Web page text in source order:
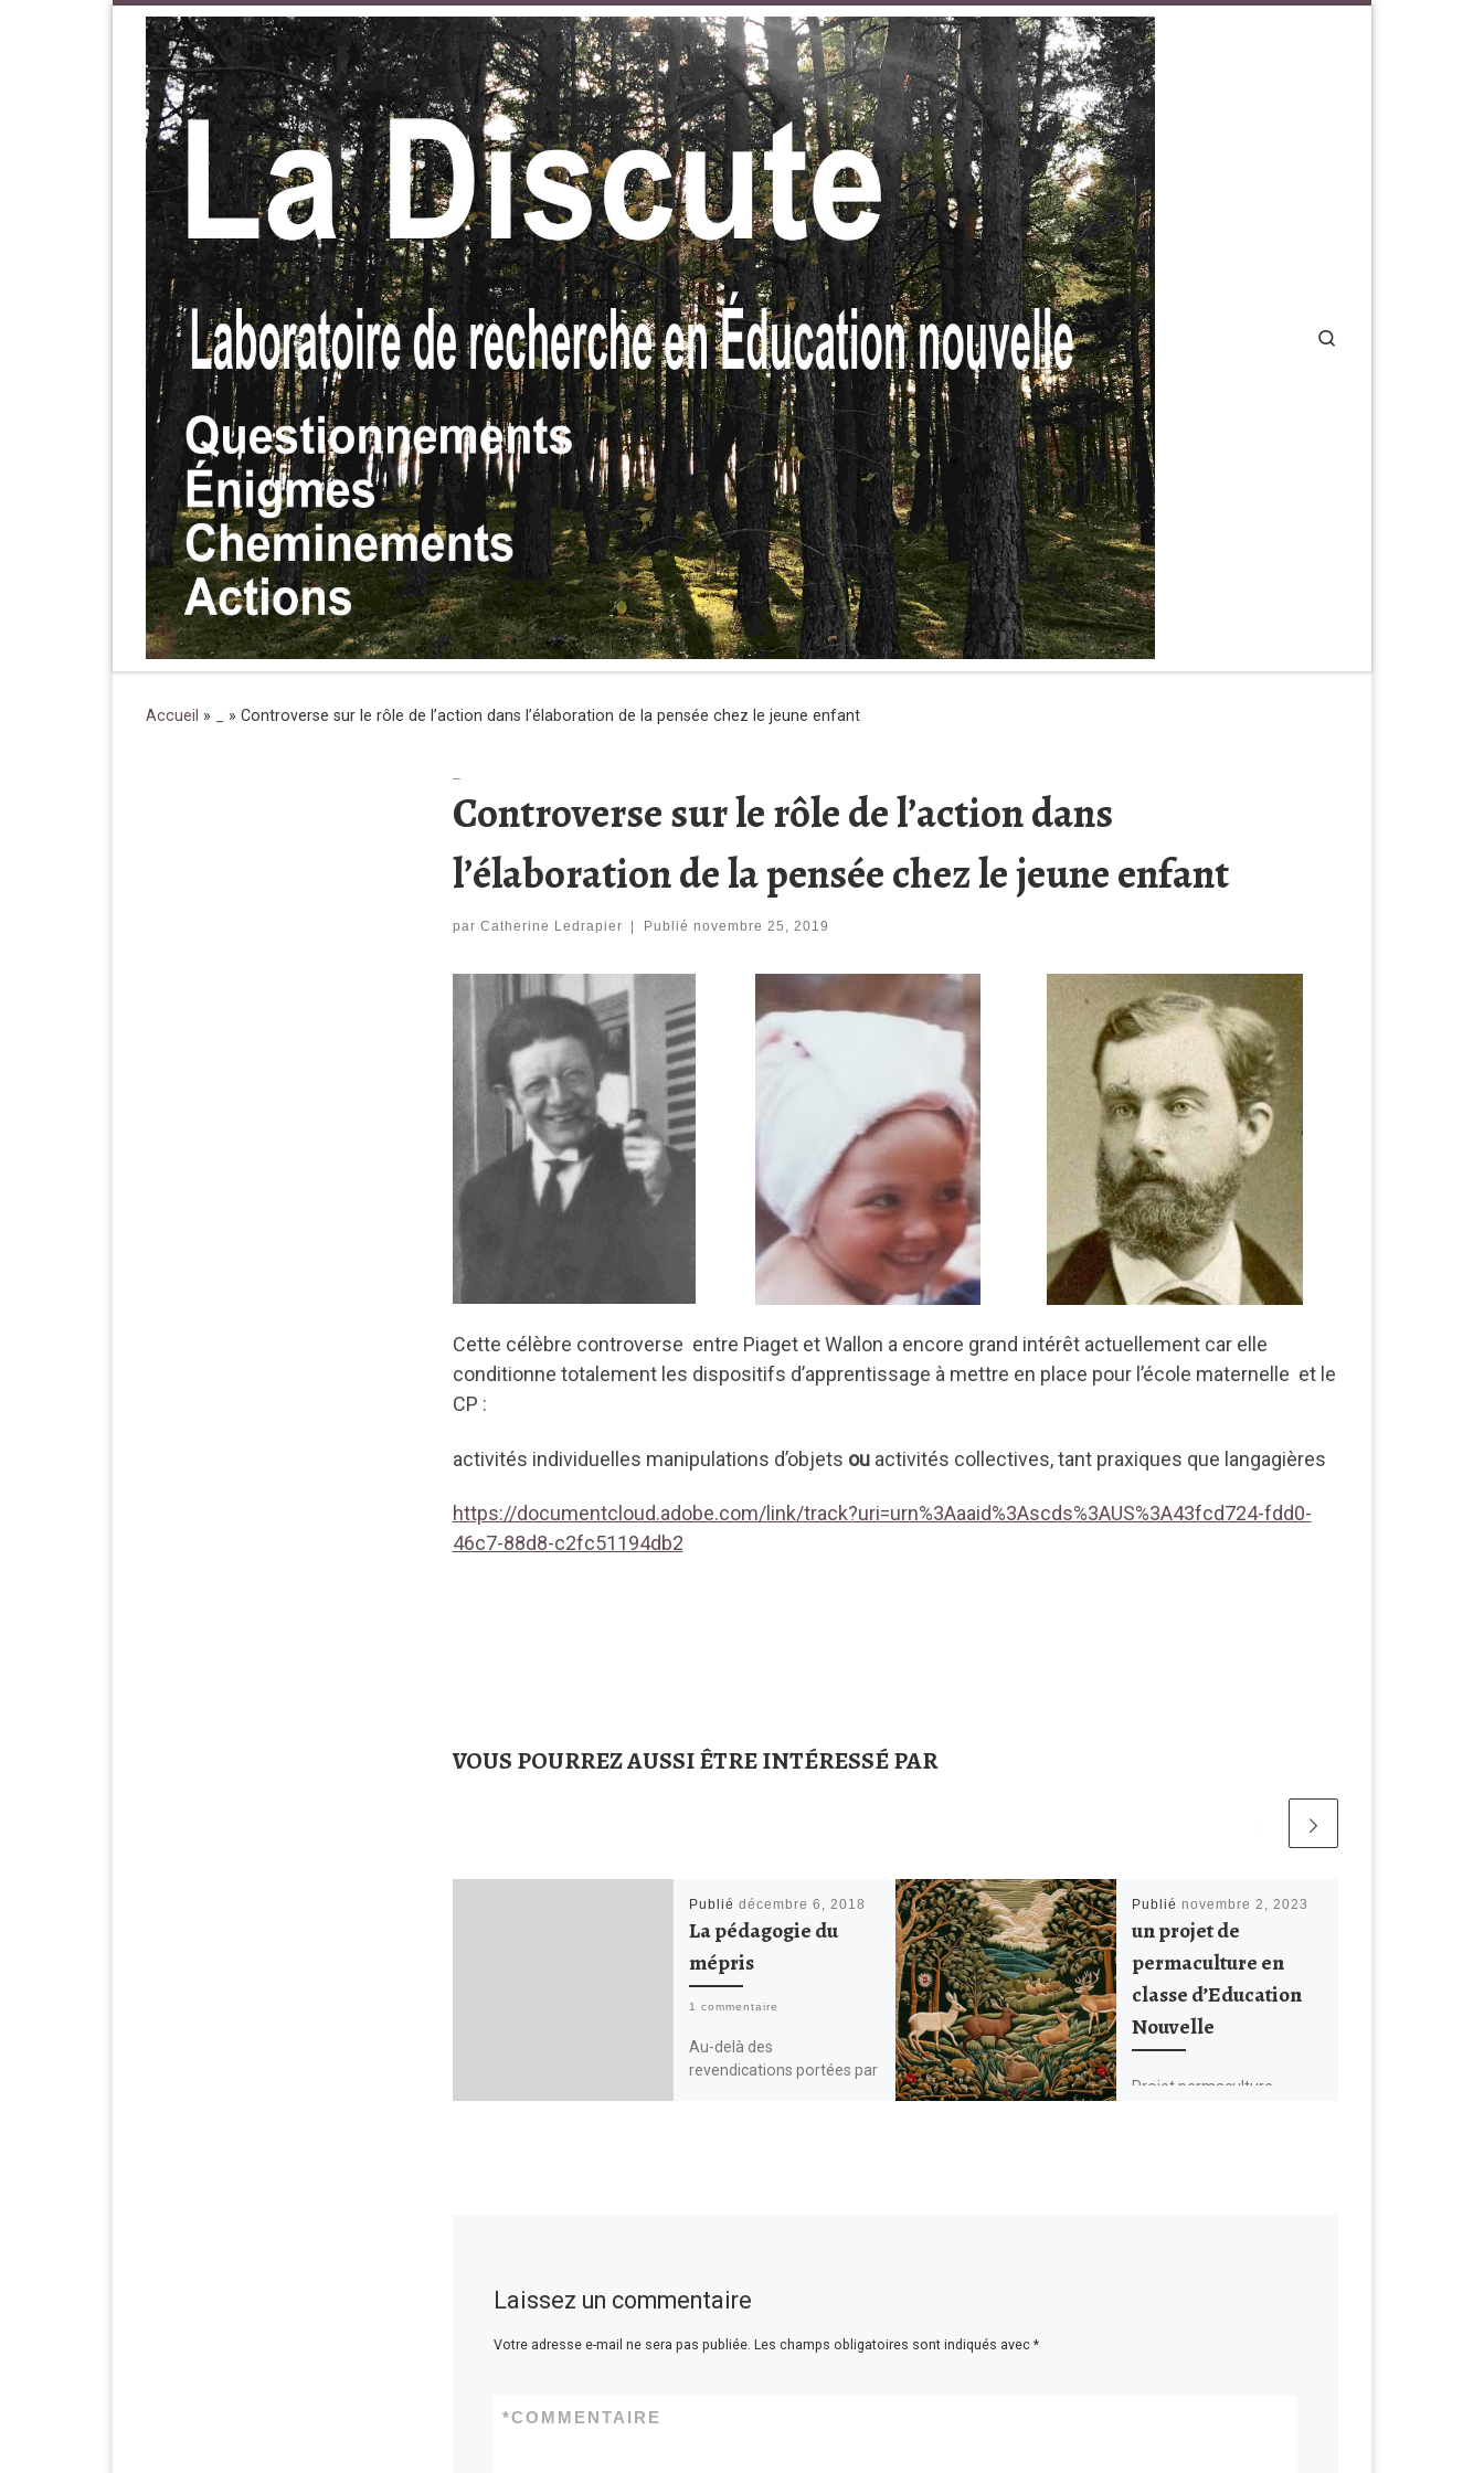
Passer au contenu
Accueil » » Controverse sur le rôle de l’action dans l’élaboration de la pensée chez le jeune enfant
Controverse sur le rôle de l’action dans
l’élaboration de la pensée chez le jeune enfant
par Catherine Ledrapier Publiénovembre 25, 2019
Cette célèbre controverse entre Piaget et Wallon a encore grand intérêt actuellement car elle
conditionne totalement les dispositifs d’apprentissage à mettre en place pour l’école maternelle et le
CP :
activités individuelles manipulations d’objets ouactivités collectives, tant praxiques que langagières
https://documentcloud.adobe.com/link/track?uri=urn%3Aaaid%3Ascds%3AUS%3A43fcd724-fdd0-
46c7-88d8-c2fc51194db2
VOUS POURREZ AUSSI ÊTRE INTÉRESSÉ PAR
Publiédécembre 6, 2018
La pédagogie du
mépris
1 commentaire
Au-delà des
revendications portées par
Publiénovembre 2, 2023
un projet de
permaculture en
classe d’Education
Nouvelle
Projet permaculture
Laissez un commentaire
Votre adresse e-mail ne sera pas publiée. Les champs obligatoires sont indiqués avec *
COMMENTAIRE
*